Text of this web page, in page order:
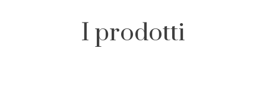
I prodotti